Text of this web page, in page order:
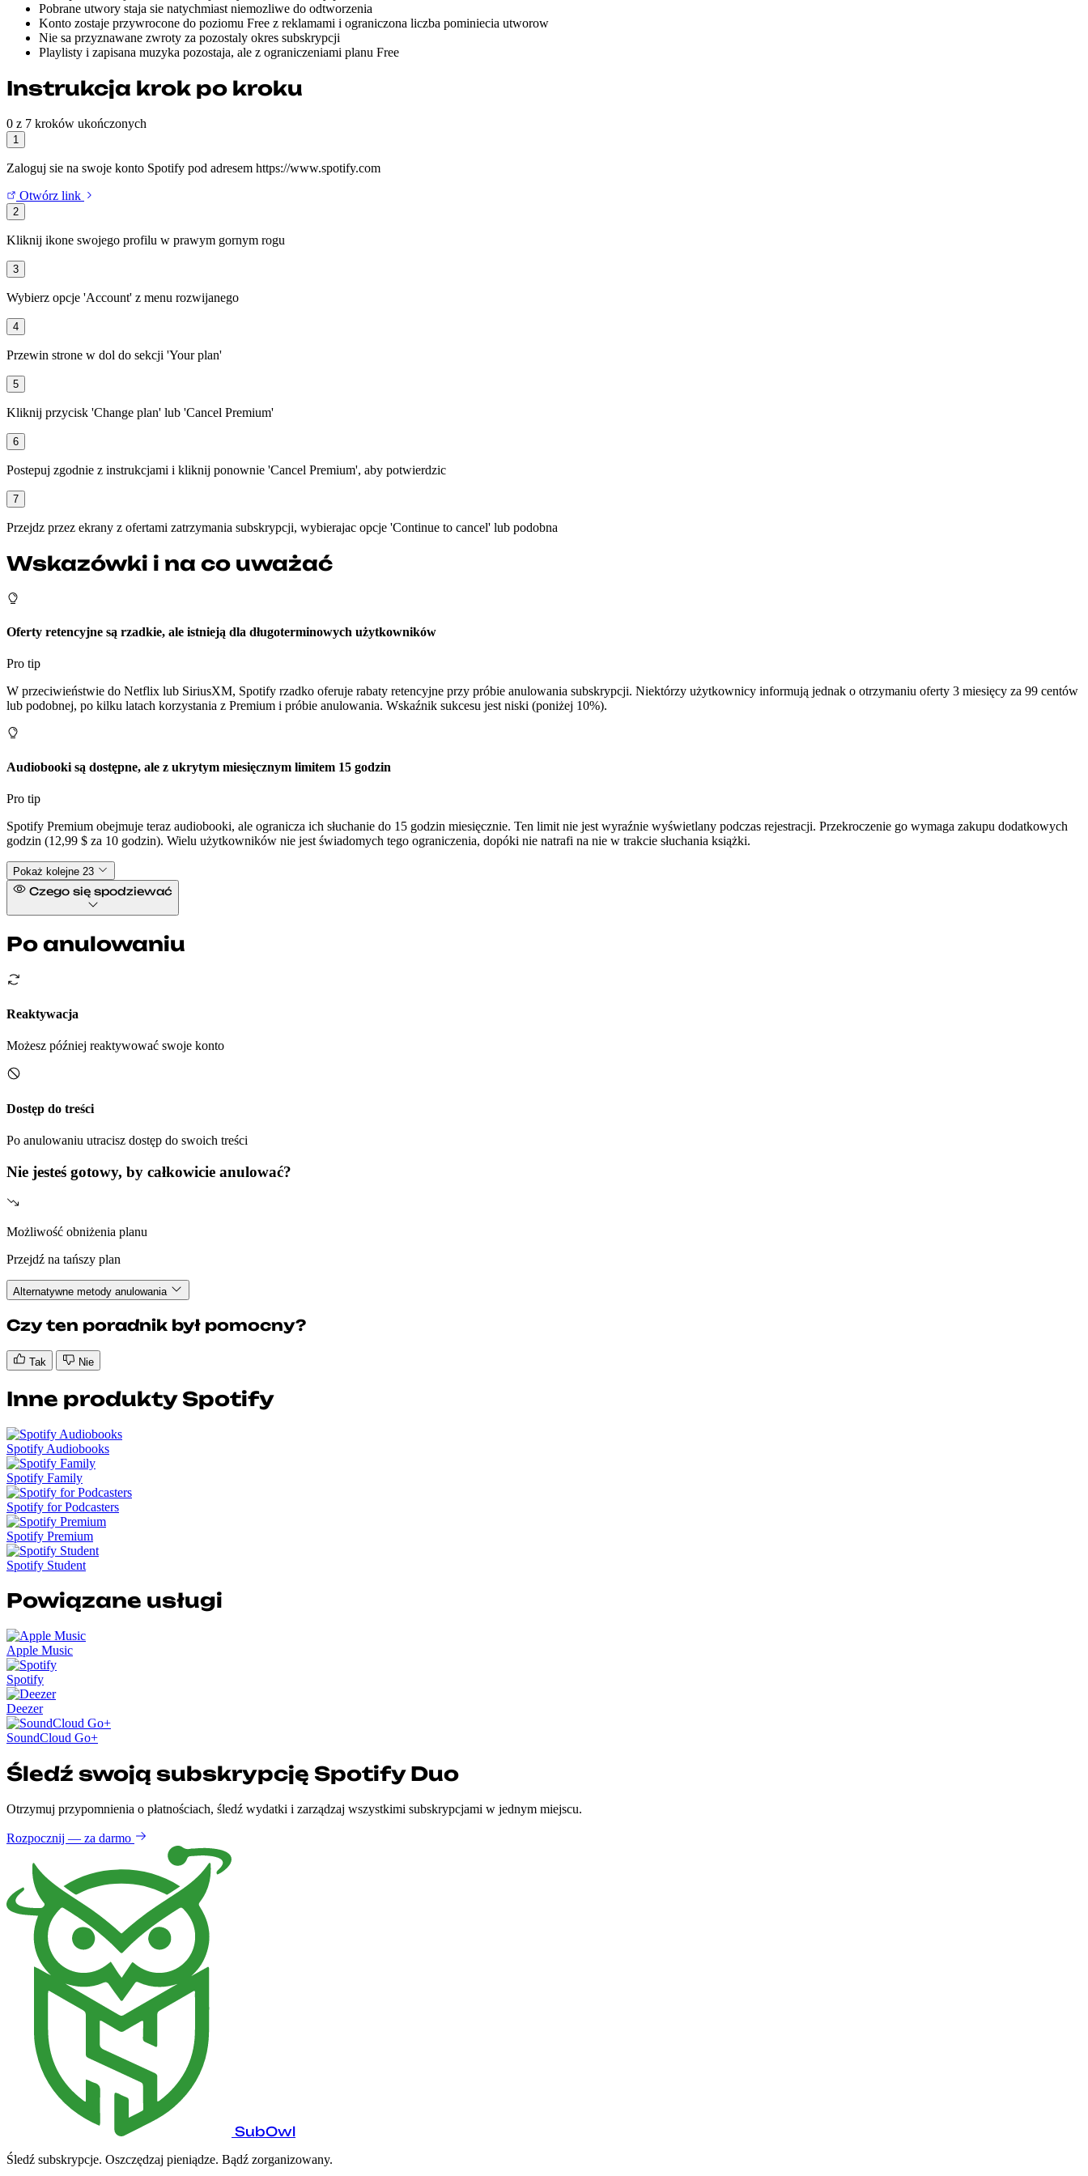
Pobrane utwory staja sie natychmiast niemozliwe do odtworzenia
Konto zostaje przywrocone do poziomu Free z reklamami i ograniczona liczba pominiecia utworow
Nie sa przyznawane zwroty za pozostaly okres subskrypcji
Playlisty i zapisana muzyka pozostaja, ale z ograniczeniami planu Free
Instrukcja krok po kroku
0 z 7 kroków ukończonych
1
Zaloguj sie na swoje konto Spotify pod adresem https://www.spotify.com
Otwórz link
2
Kliknij ikone swojego profilu w prawym gornym rogu
3
Wybierz opcje 'Account' z menu rozwijanego
4
Przewin strone w dol do sekcji 'Your plan'
5
Kliknij przycisk 'Change plan' lub 'Cancel Premium'
6
Postepuj zgodnie z instrukcjami i kliknij ponownie 'Cancel Premium', aby potwierdzic
7
Przejdz przez ekrany z ofertami zatrzymania subskrypcji, wybierajac opcje 'Continue to cancel' lub podobna
Wskazówki i na co uważać
Oferty retencyjne są rzadkie, ale istnieją dla długoterminowych użytkowników
Pro tip
W przeciwieństwie do Netflix lub SiriusXM, Spotify rzadko oferuje rabaty retencyjne przy próbie anulowania subskrypcji. Niektórzy użytkownicy informują jednak o otrzymaniu oferty 3 miesięcy za 99 centów
lub podobnej, po kilku latach korzystania z Premium i próbie anulowania. Wskaźnik sukcesu jest niski (poniżej 10%).
Audiobooki są dostępne, ale z ukrytym miesięcznym limitem 15 godzin
Pro tip
Spotify Premium obejmuje teraz audiobooki, ale ogranicza ich słuchanie do 15 godzin miesięcznie. Ten limit nie jest wyraźnie wyświetlany podczas rejestracji. Przekroczenie go wymaga zakupu dodatkowych
godzin (12,99 $ za 10 godzin). Wielu użytkowników nie jest świadomych tego ograniczenia, dopóki nie natrafi na nie w trakcie słuchania książki.
Pokaż kolejne 23
Czego się spodziewać
Po anulowaniu
Reaktywacja
Możesz później reaktywować swoje konto
Dostęp do treści
Po anulowaniu utracisz dostęp do swoich treści
Nie jesteś gotowy, by całkowicie anulować?
Możliwość obniżenia planu
Przejdź na tańszy plan
Alternatywne metody anulowania
Czy ten poradnik był pomocny?
Tak Nie
Inne produkty Spotify
Spotify Audiobooks
Spotify Family
Spotify for Podcasters
Spotify Premium
Spotify Student
Powiązane usługi
Apple Music
Spotify
Deezer
SoundCloud Go+
Śledź swoją subskrypcję Spotify Duo
Otrzymuj przypomnienia o płatnościach, śledź wydatki i zarządzaj wszystkimi subskrypcjami w jednym miejscu.
Rozpocznij — za darmo
SubOwl
Śledź subskrypcje. Oszczędzaj pieniądze. Bądź zorganizowany.